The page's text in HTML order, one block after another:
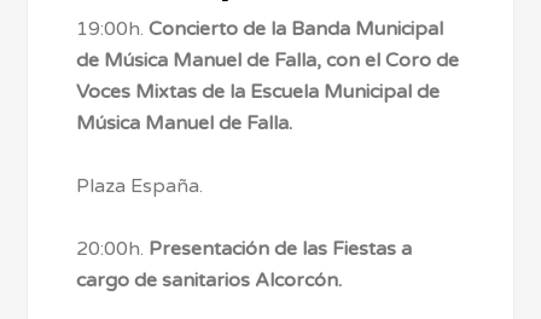
19:00h.Concierto de la Banda Municipal
de Música Manuel de Falla, con el Coro de
Voces Mixtas de la Escuela Municipal de
Música Manuel de Falla.
Plaza España.
20:00h. Presentación de las Fiestas a
cargo de sanitarios Alcorcón.